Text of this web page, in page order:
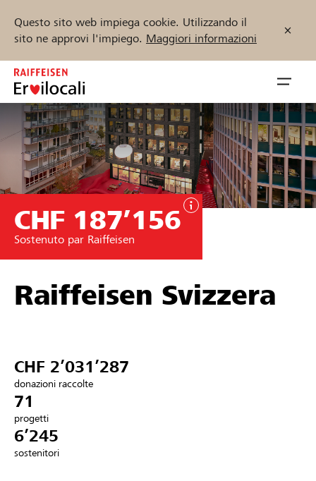
Questo sito web impiega cookie. Utilizzando il
sito ne approvi l'impiego. Maggiori informazioni
Zum
Inhalt
springen
öffnen
Sostenere
Aiuto & supporto
Collegarsi
Registrazione
Trova progetti e organizzazioni
Inizia ora
CHF 187’156
Sostenuto par Raiffeisen
Raiffeisen Svizzera
CHF 2’031’287
donazioni raccolte
71
progetti
6’245
sostenitori